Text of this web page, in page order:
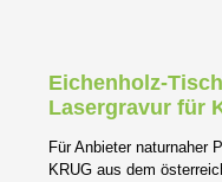
Eichenholz-
Lasergravur für
Für Anbieter naturnaher
KRUG aus dem